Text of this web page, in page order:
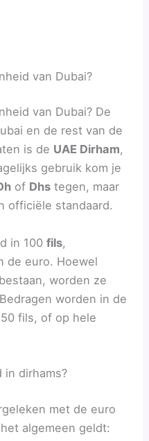
van Dubai?
van Dubai? De
en de rest van de
is de UAE Dirham,
gebruik kom je
of Dhs tegen, maar
officiële standaard.
in 100fils,
de euro. Hoewel
worden ze
worden in de
fils, of op hele
in dirhams?
met de euro
algemeen geldt: